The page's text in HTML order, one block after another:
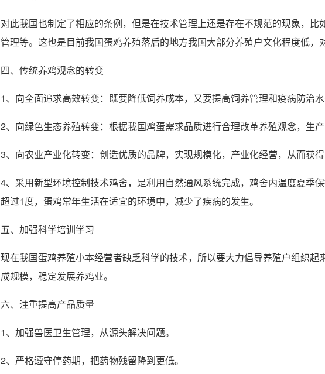
对此我国也制定了相应的条例，但是在技术管理上还是存在不规范的现象，
管理等。这也是目前我国蛋鸡养殖落后的地方我国大部分养殖户文化程度低
四、传统养鸡观念的转变
1、向全面追求高效转变：既要降低饲养成本，又要提高饲养管理和疫病防治
2、向绿色生态养殖转变：根据我国鸡蛋需求品质进行合理改革养殖观念，生
3、向农业产业化转变：创造优质的品牌，实现规模化，产业化经营，从而获
4、采用新型环境控制技术鸡舍，是利用自然通风系统完成，鸡舍内温度夏季
超过1度，蛋鸡常年生活在适宜的环境中，减少了疾病的发生。
五、加强科学培训学习
现在我国蛋鸡养殖小本经营者缺乏科学的技术，所以要大力倡导养殖户组织
成规模，稳定发展养鸡业。
六、注重提高产品质量
1、加强兽医卫生管理，从源头解决问题。
2、严格遵守停药期，把药物残留降到更低。